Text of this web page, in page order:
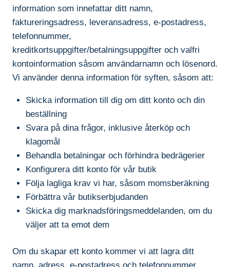
information som innefattar ditt namn,
faktureringsadress, leveransadress, e-postadress,
telefonnummer,
kreditkortsuppgifter/betalningsuppgifter och valfri
kontoinformation såsom användarnamn och lösenord.
Vi använder denna information för syften, såsom att:
Skicka information till dig om ditt konto och din
beställning
Svara på dina frågor, inklusive återköp och
klagomål
Behandla betalningar och förhindra bedrägerier
Konfigurera ditt konto för vår butik
Följa lagliga krav vi har, såsom momsberäkning
Förbättra vår butikserbjudanden
Skicka dig marknadsföringsmeddelanden, om du
väljer att ta emot dem
Om du skapar ett konto kommer vi att lagra ditt